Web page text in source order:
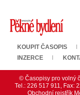
KOUPIT ČASOPIS
INZERCE
© Časopisy pro volný
Tel.: 226 517 911, Fax:
Obchodní rejstřík